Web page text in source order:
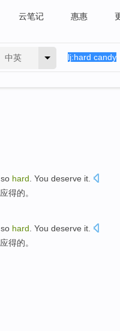
云笔记 惠惠
中英
so hard . You deserve it
应得的。
so hard . You deserve it
应得的。